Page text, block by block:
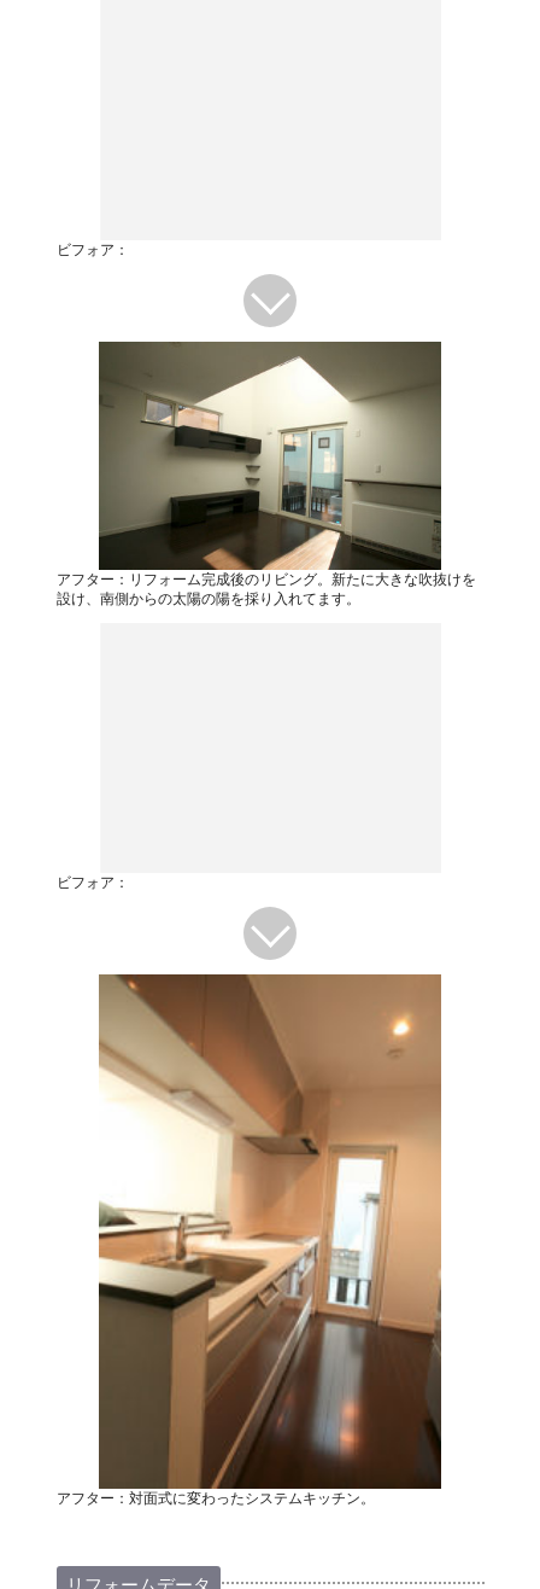
ビフォア：
アフター：リフォーム完成後のリビング。新たに大きな吹抜けを
設け、南側からの太陽の陽を採り入れてます。
ビフォア：
アフター：対面式に変わったシステムキッチン。
リフォームデータ